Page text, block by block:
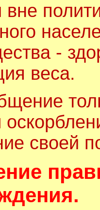
-
веса.
своей